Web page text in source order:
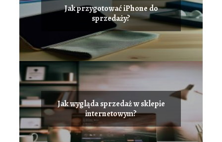
Jak przygotować iPhone do
sprzedaży?
Jak wygląda sprzedaż w sklepie
internetowym?